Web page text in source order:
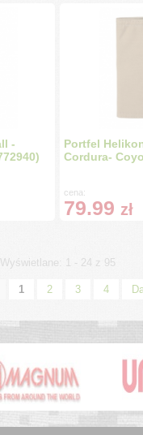
-
Portfel
Cordura-
cena:
79.99 zł
Wyświetlane: 1 - 24 z 95
1 2 3 4